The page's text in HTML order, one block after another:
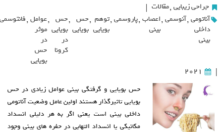
جراحی زیبایی ,مقالات |
آناتومی
داخلی
بینی
,آنوسمی ,اعصاب
بینی
,پاروسمی ,توهم
بویایی
,حس
بویایی
,حس
بویایی
در
کرونا
,عوامل
موثر
در
حس
بویایی
,فانتوسمی
|
2021
حس بویایی و گرفتگی بینی عوامل زیادی در حس
بویایی تاثیرگذار هستند اولین عامل وضعیت آناتومی
داخلی بینی است یعنی اگر به هر دلیلی انسداد
مکانیکی یا انسداد التهابی در حفره های بینی وجود